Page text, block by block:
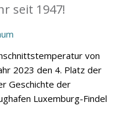
seit 1947!
von
2023 den 4. Platz der
Geschichte der
Luxemburg-Findel